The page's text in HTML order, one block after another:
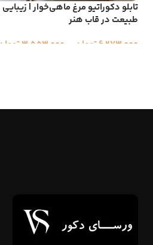
تابلو دکوراتیو مرغ ماهی‌خوار | زیبایی
طبیعت در قاب هنر
6,273,000تومان 3,553,000تومان